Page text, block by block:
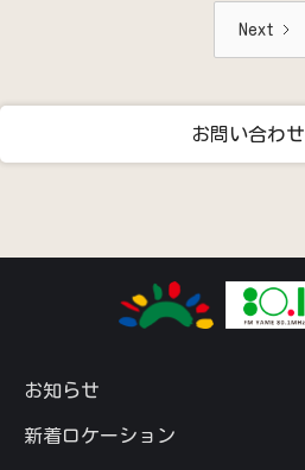
Next
お問い合わせ
お知らせ
新着ロケーション